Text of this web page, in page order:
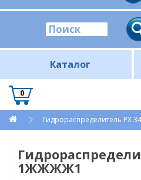
Каталог
0
Гидрораспределитель РХ
1ЖЖЖЖ1